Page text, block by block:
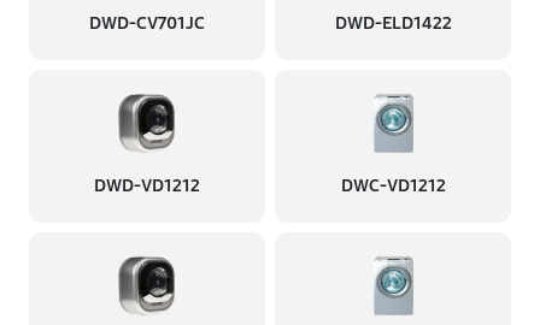
DWD-CV701JC DWD-ELD1422
DWD-VD1212 DWC-VD1212